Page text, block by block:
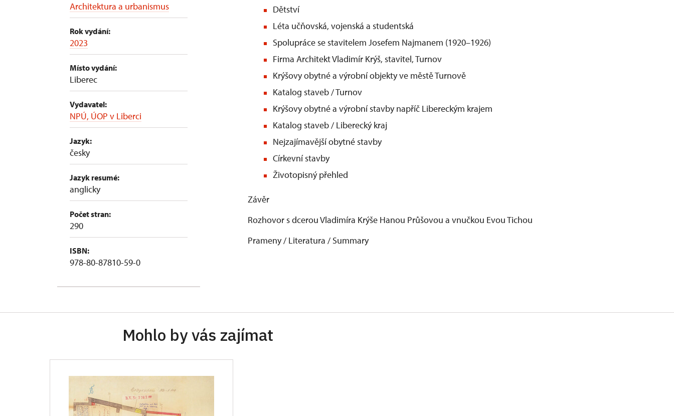
Architektura a urbanismus
Rok vydání:
2023
Místo vydání:
Liberec
Vydavatel:
NPÚ, ÚOP v Liberci
Jazyk:
česky
Jazyk resumé:
anglicky
Počet stran:
290
ISBN:
978-80-87810-59-0
Dětství
Léta učňovská, vojenská a studentská
Spolupráce se stavitelem Josefem Najmanem (1920–1926)
Firma Architekt Vladimír Krýš, stavitel, Turnov
Krýšovy obytné a výrobní objekty ve městě Turnově
Katalog staveb / Turnov
Krýšovy obytné a výrobní stavby napříč Libereckým krajem
Katalog staveb / Liberecký kraj
Nejzajímavější obytné stavby
Církevní stavby
Životopisný přehled
Závěr
Rozhovor s dcerou Vladimíra Krýše Hanou Průšovou a vnučkou Evou Tichou
Prameny / Literatura / Summary
Mohlo by vás zajímat